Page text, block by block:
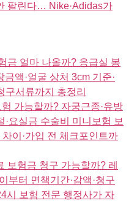
팔린다… Nike·Adidas가
금 얼마 나올까? 응급실 봉
액·얼굴 상처 3cm 기준·
구서류까지 총정리
가능할까? 자궁근종·유방
·요실금 수술비 미니보험 보
이·가입 전 체크포인트까
보험금 청구 가능할까? 레
부터 면책기간·감액·청구
시 보험 전문 행정사가 자